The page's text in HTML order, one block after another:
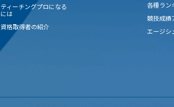
ティーチングプロになる
には
資格取得者の紹介
各種ラン
競技成績
エージシ